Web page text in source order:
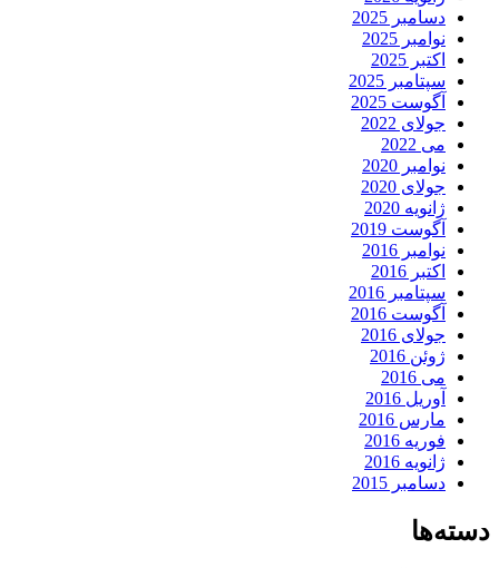
دسامبر 2025
نوامبر 2025
اکتبر 2025
سپتامبر 2025
آگوست 2025
جولای 2022
می 2022
نوامبر 2020
جولای 2020
ژانویه 2020
آگوست 2019
نوامبر 2016
اکتبر 2016
سپتامبر 2016
آگوست 2016
جولای 2016
ژوئن 2016
می 2016
آوریل 2016
مارس 2016
فوریه 2016
ژانویه 2016
دسامبر 2015
دسته‌ها